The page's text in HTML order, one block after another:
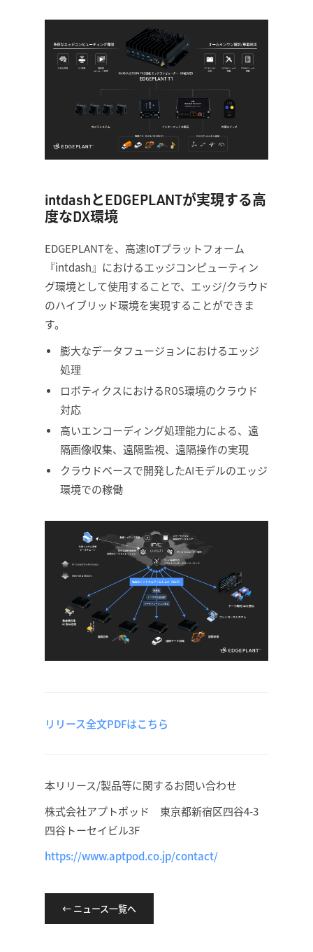
intdashとEDGEPLANTが実現する高
度なDX環境
EDGEPLANTを、高速IoTプラットフォーム
『intdash』におけるエッジコンピューティン
グ環境として使用することで、エッジ/クラウド
のハイブリッド環境を実現することができま
す。
膨大なデータフュージョンにおけるエッジ
処理
ロボティクスにおけるROS環境のクラウド
対応
高いエンコーディング処理能力による、遠
隔画像収集、遠隔監視、遠隔操作の実現
クラウドベースで開発したAIモデルのエッジ
環境での稼働
リリース全文PDFはこちら
本リリース/製品等に関するお問い合わせ
株式会社アプトポッド 東京都新宿区四谷4-3
四谷トーセイビル3F
https://www.aptpod.co.jp/contact/
← ニュース一覧へ